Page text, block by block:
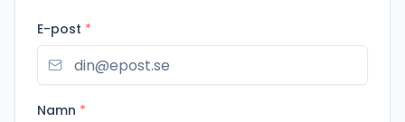
E-post *
Namn *